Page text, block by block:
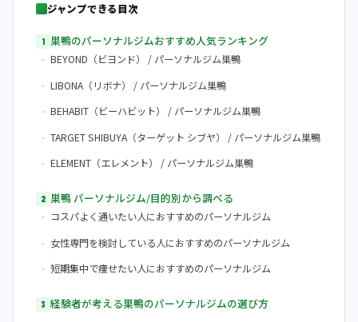
ジャンプできる目次
巣鴨のパーソナルジムおすすめ人気ランキング
BEYOND（ビヨンド） / パーソナルジム巣鴨
LIBONA（リボナ） / パーソナルジム巣鴨
BEHABIT（ビーハビット） / パーソナルジム巣鴨
TARGET SHIBUYA（ターゲット シブヤ） / パーソナルジム巣鴨
ELEMENT（エレメント） / パーソナルジム巣鴨
巣鴨 パーソナルジム/目的別から調べる
コスパよく通いたい人におすすめのパーソナルジム
女性専門を検討している人におすすめのパーソナルジム
短期集中で痩せたい人におすすめのパーソナルジム
経験者が考える巣鴨のパーソナルジムの選び方